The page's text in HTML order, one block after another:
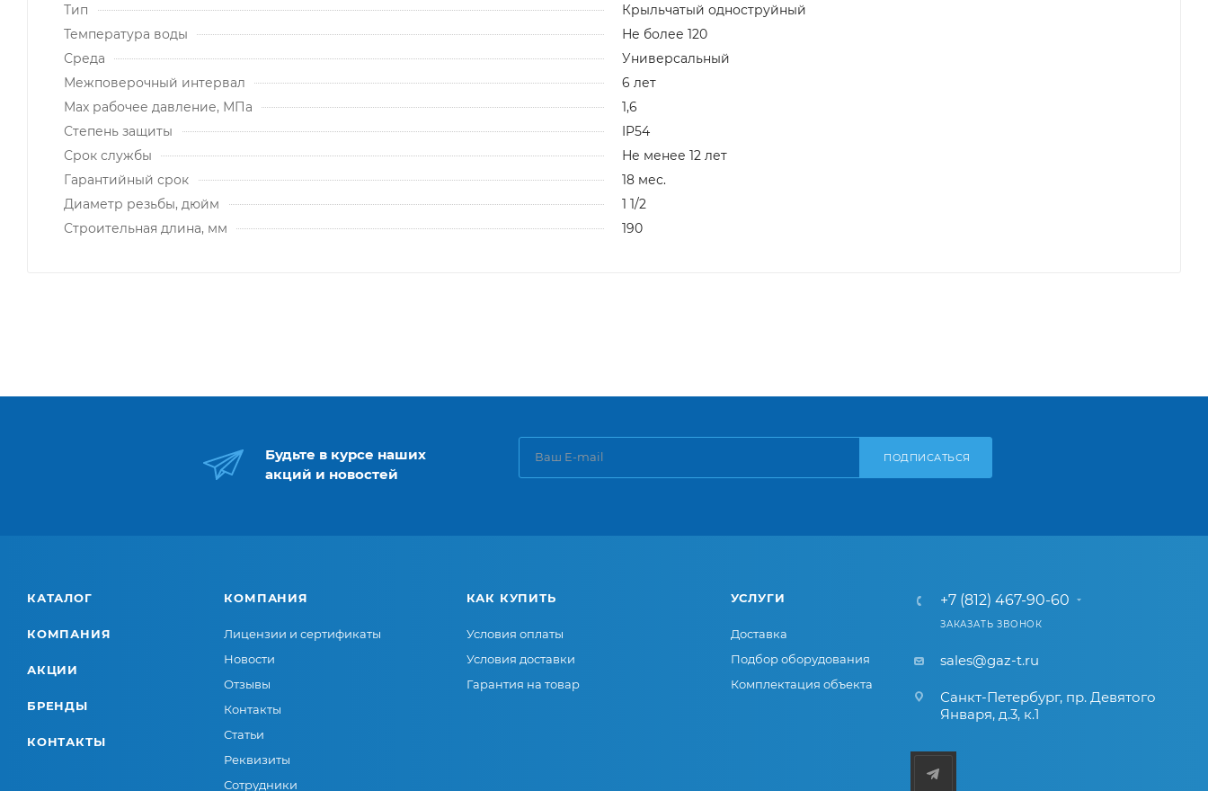
Тип
Крыльчатый одноструйный
Температура воды
Не более 120
Среда
Универсальный
Межповерочный интервал
6 лет
Max рабочее давление, МПа
1,6
Степень защиты
IP54
Срок службы
Не менее 12 лет
Гарантийный срок
18 мес.
Диаметр резьбы, дюйм
1 1/2
Строительная длина, мм
190
Будьте в курсе наших
акций и новостей
ПОДПИСАТЬСЯ
КАТАЛОГ
КОМПАНИЯ
АКЦИИ
БРЕНДЫ
КОНТАКТЫ
КОМПАНИЯ
Лицензии и сертификаты
Новости
Отзывы
Контакты
Статьи
Реквизиты
Сотрудники
КАК КУПИТЬ
Условия оплаты
Условия доставки
Гарантия на товар
УСЛУГИ
Доставка
Подбор оборудования
Комплектация объекта
+7 (812) 467-90-60
ЗАКАЗАТЬ ЗВОНОК
sales@gaz-t.ru
Санкт-Петербург, пр. Девятого
Января, д.3, к.1